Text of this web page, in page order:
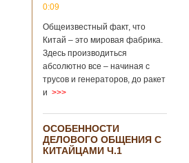
0:09
Общеизвестный факт, что
Китай – это мировая фабрика.
Здесь производиться
абсолютно все – начиная с
трусов и генераторов, до ракет
и >>>
ОСОБЕННОСТИ
ДЕЛОВОГО ОБЩЕНИЯ С
КИТАЙЦАМИ Ч.1